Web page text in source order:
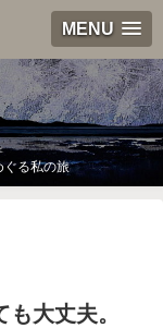
MENU
ぐる私の旅
大丈夫。